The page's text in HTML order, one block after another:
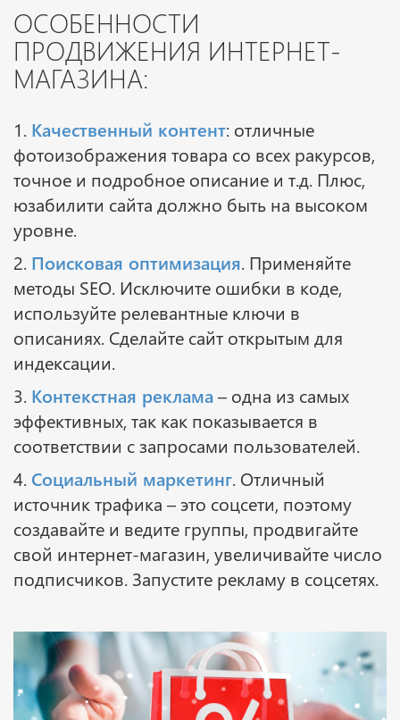
ОСОБЕННОСТИ
ПРОДВИЖЕНИЯ ИНТЕРНЕТ-
МАГАЗИНА:
1. Качественный контент: отличные
фотоизображения товара со всех ракурсов,
точное и подробное описание и т.д. Плюс,
юзабилити сайта должно быть на высоком
уровне.
2. Поисковая оптимизация. Применяйте
методы SEO. Исключите ошибки в коде,
используйте релевантные ключи в
описаниях. Сделайте сайт открытым для
индексации.
3. Контекстная реклама– одна из самых
эффективных, так как показывается в
соответствии с запросами пользователей.
4. Социальный маркетинг. Отличный
источник трафика – это соцсети, поэтому
создавайте и ведите группы, продвигайте
свой интернет-магазин, увеличивайте число
подписчиков. Запустите рекламу в соцсетях.